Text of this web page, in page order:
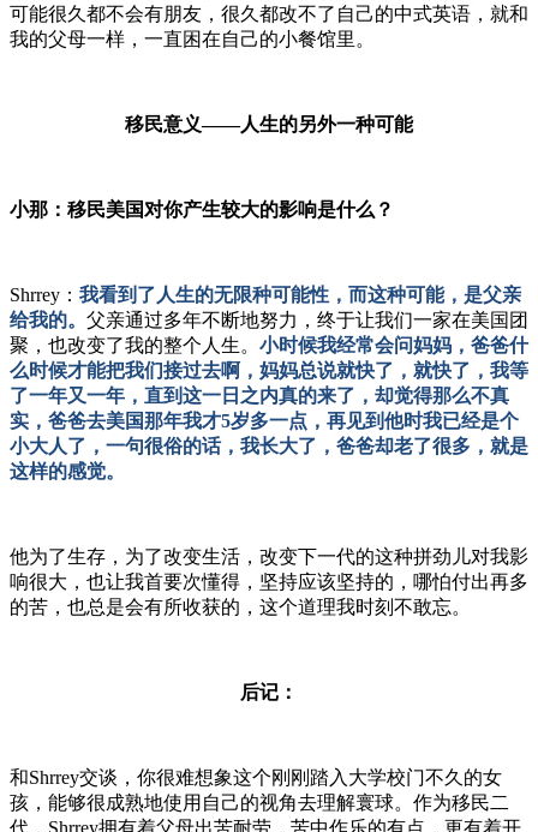
可能很久都不会有朋友，很久都改不了自己的中式英语，就和
我的父母一样，一直困在自己的小餐馆里。
移民意义——人生的另外一种可能
小那：移民美国对你产生较大的影响是什么？
Shrrey： 我看到了人生的无限种可能性，而这种可能，是父亲
给我的。 父亲通过多年不断地努力，终于让我们一家在美国团
聚，也改变了我的整个人生。 小时候我经常会问妈妈，爸爸什
么时候才能把我们接过去啊，妈妈总说就快了，就快了，我等
了一年又一年，直到这一日之内真的来了，却觉得那么不真
实，爸爸去美国那年我才5岁多一点，再见到他时我已经是个
小大人了，一句很俗的话，我长大了，爸爸却老了很多，就是
这样的感觉。
他为了生存，为了改变生活，改变下一代的这种拼劲儿对我影
响很大，也让我首要次懂得，坚持应该坚持的，哪怕付出再多
的苦，也总是会有所收获的，这个道理我时刻不敢忘。
后记：
和Shrrey交谈，你很难想象这个刚刚踏入大学校门不久的女
孩，能够很成熟地使用自己的视角去理解寰球。作为移民二
代，Shrrey拥有着父母出苦耐劳，苦中作乐的有点，更有着开